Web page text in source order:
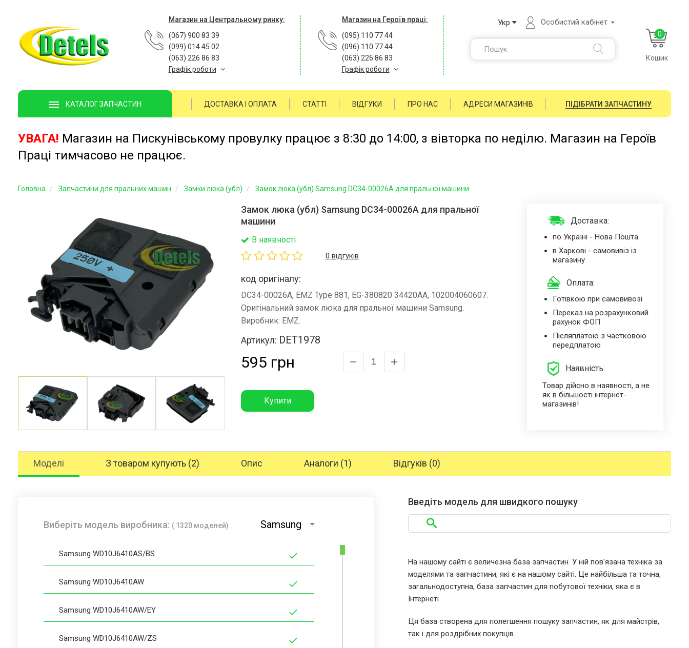
Магазин на Центральному ринку:
(067) 900 83 39
(099) 014 45 02
(063) 226 86 83
Графік роботи
Магазин на Героїв праці:
(095) 110 77 44
(096) 110 77 44
(063) 226 86 83
Графік роботи
Укр Особистий кабінет
0
Кошик
КАТАЛОГ ЗАПЧАСТИН ДОСТАВКА І ОПЛАТА СТАТТІ ВІДГУКИ ПРО НАС АДРЕСИ МАГАЗИНІВ ПІДІБРАТИ ЗАПЧАСТИНУ
УВАГА! Магазин на Пискунівському провулку працює з 8:30 до 14:00, з вівторка по неділю. Магазин на Героїв
Праці тимчасово не працює.
Головна Запчастини для пральних машин Замки люка (убл) Замок люка (убл) Samsung DC34-00026A для пральної машини
Замок люка (убл) Samsung DC34-00026A для пральної
машини
В наявності
0 відгуків
код оригіналу:
DC34-00026A, EMZ Type 881, EG-380820 34420AA, 102004060607.
Оригінальний замок люка для пральної машини Samsung.
Виробник: EMZ.
Артикул: DET1978
595 грн
Купити
Доставка:
по Україні - Нова Пошта
в Харкові - самовивіз із
магазину
Оплата:
Готівкою при самовивозі
Переказ на розрахунковий
рахунок ФОП
Післяплатою з частковою
передплатою
Наявність:
Товар дійсно в наявності, а не
як в більшості інтернет-
магазинів!
Моделі З товаром купують (2) Опис Аналоги (1) Відгуків (0)
Виберіть модель виробника: ( 1320 моделей) Samsung
Samsung WD10J6410AS/BS
Samsung WD10J6410AW
Samsung WD10J6410AW/EY
Samsung WD10J6410AW/ZS
Введіть модель для швидкого пошуку
На нашому сайті є величезна база запчастин. У ній пов'язана техніка за
моделями та запчастини, які є на нашому сайті. Це найбільша та точна,
загальнодоступна, база запчастин для побутової техніки, яка є в
Інтернеті
Ця база створена для полегшення пошуку запчастин, як для майстрів,
так і для роздрібних покупців.